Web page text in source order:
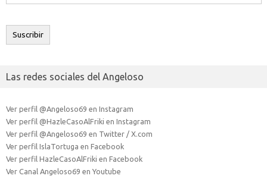
electrónico
Suscribir
Las redes sociales del Angeloso
Ver perfil @Angeloso69 en Instagram
Ver perfil @HazleCasoAlFriki en Instagram
Ver perfil @Angeloso69 en Twitter / X.com
Ver perfil IslaTortuga en Facebook
Ver perfil HazleCasoAlFriki en Facebook
Ver Canal Angeloso69 en Youtube